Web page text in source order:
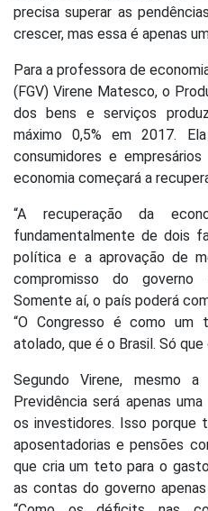
precisa superar as
crescer, mas essa é apenas
Para a professora de
(FGV) Virene Matesco, o
dos bens e serviços
máximo 0,5% em 2017.
consumidores e
economia começará a
“A recuperação da
fundamentalmente de dois
política e a aprovação de
compromisso do
Somente aí, o país poderá
“O Congresso é como
atolado, que é o Brasil. Só
Segundo Virene, mesmo
Previdência será apenas
os investidores. Isso porque
aposentadorias e pensões
que cria um teto para o
as contas do governo